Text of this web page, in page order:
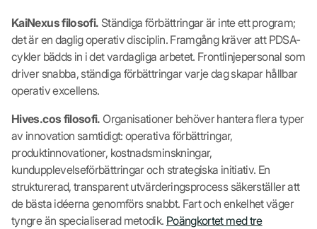
KaiNexus filosofi. Ständiga förbättringar är inte ett program;
det är en daglig operativ disciplin. Framgång kräver att PDSA-
cykler bädds in i det vardagliga arbetet. Frontlinjepersonal som
driver snabba, ständiga förbättringar varje dag skapar hållbar
operativ excellens.
Hives.cos filosofi. Organisationer behöver hantera flera typer
av innovation samtidigt: operativa förbättringar,
produktinnovationer, kostnadsminskningar,
kundupplevelseförbättringar och strategiska initiativ. En
strukturerad, transparent utvärderingsprocess säkerställer att
de bästa idéerna genomförs snabbt. Fart och enkelhet väger
tyngre än specialiserad metodik. Poängkortet med tre